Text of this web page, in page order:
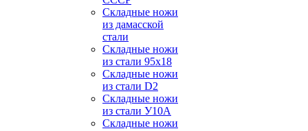
Складные ножи
из дамасской
стали
Складные ножи
из стали 95х18
Складные ножи
из стали D2
Складные ножи
из стали У10А
Складные ножи